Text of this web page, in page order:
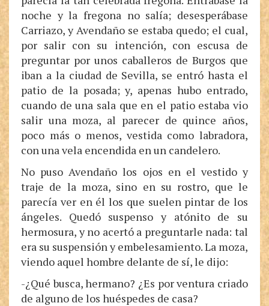
noche y la fregona no salía; desesperábase
Carriazo, y Avendaño se estaba quedo; el cual,
por salir con su intención, con escusa de
preguntar por unos caballeros de Burgos que
iban a la ciudad de Sevilla, se entró hasta el
patio de la posada; y, apenas hubo entrado,
cuando de una sala que en el patio estaba vio
salir una moza, al parecer de quince años,
poco más o menos, vestida como labradora,
con una vela encendida en un candelero.
No puso Avendaño los ojos en el vestido y
traje de la moza, sino en su rostro, que le
parecía ver en él los que suelen pintar de los
ángeles. Quedó suspenso y atónito de su
hermosura, y no acertó a preguntarle nada: tal
era su suspensión y embelesamiento. La moza,
viendo aquel hombre delante de sí, le dijo:
-¿Qué busca, hermano? ¿Es por ventura criado
de alguno de los huéspedes de casa?